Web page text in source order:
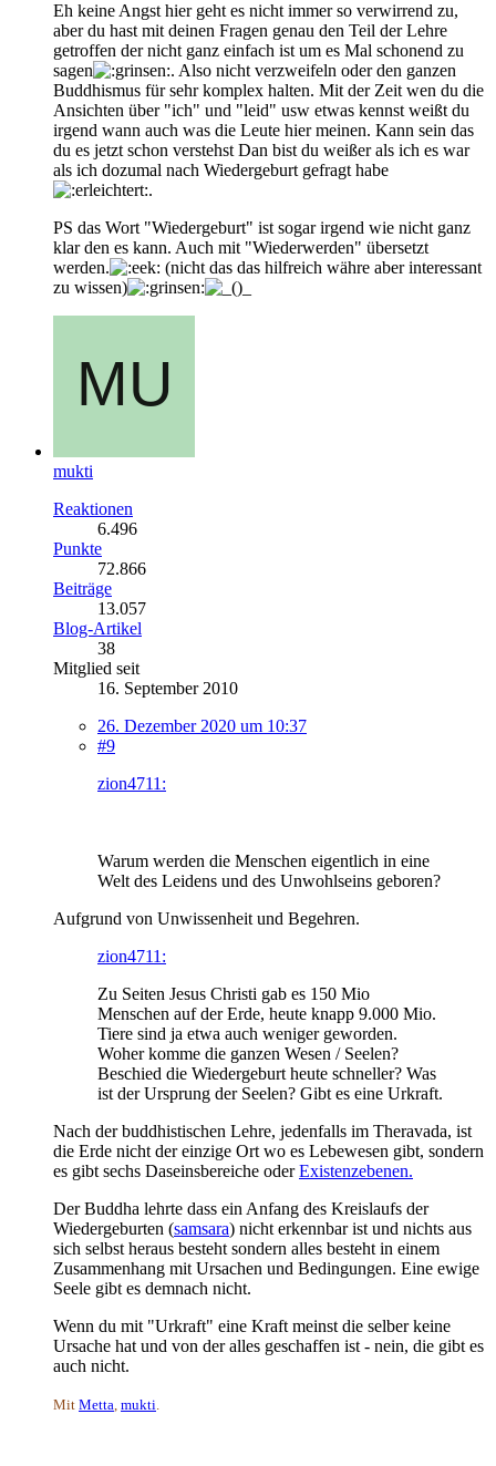
Eh keine Angst hier geht es nicht immer so verwirrend zu,
aber du hast mit deinen Fragen genau den Teil der Lehre
getroffen der nicht ganz einfach ist um es Mal schonend zu
sagen
. Also nicht verzweifeln oder den ganzen
Buddhismus für sehr komplex halten. Mit der Zeit wen du die
Ansichten über "ich" und "leid" usw etwas kennst weißt du
irgend wann auch was die Leute hier meinen. Kann sein das
du es jetzt schon verstehst Dan bist du weißer als ich es war
als ich dozumal nach Wiedergeburt gefragt habe
.
PS das Wort "Wiedergeburt" ist sogar irgend wie nicht ganz
klar den es kann. Auch mit "Wiederwerden" übersetzt
werden.
(nicht das das hilfreich währe aber interessant
zu wissen)
mukti
Reaktionen
6.496
Punkte
72.866
Beiträge
13.057
Blog-Artikel
38
Mitglied seit
16. September 2010
26. Dezember 2020 um 10:37
#9
zion4711:
Warum werden die Menschen eigentlich in eine
Welt des Leidens und des Unwohlseins geboren?
Aufgrund von Unwissenheit und Begehren.
zion4711:
Zu Seiten Jesus Christi gab es 150 Mio
Menschen auf der Erde, heute knapp 9.000 Mio.
Tiere sind ja etwa auch weniger geworden.
Woher komme die ganzen Wesen / Seelen?
Beschied die Wiedergeburt heute schneller? Was
ist der Ursprung der Seelen? Gibt es eine Urkraft.
Nach der buddhistischen Lehre, jedenfalls im Theravada, ist
die Erde nicht der einzige Ort wo es Lebewesen gibt, sondern
es gibt sechs Daseinsbereiche oderExistenzebenen.
Der Buddha lehrte dass ein Anfang des Kreislaufs der
Wiedergeburten (samsara) nicht erkennbar ist und nichts aus
sich selbst heraus besteht sondern alles besteht in einem
Zusammenhang mit Ursachen und Bedingungen. Eine ewige
Seele gibt es demnach nicht.
Wenn du mit "Urkraft" eine Kraft meinst die selber keine
Ursache hat und von der alles geschaffen ist - nein, die gibt es
auch nicht.
Mit Metta, mukti.